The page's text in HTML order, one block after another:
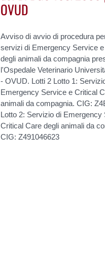
OVUD
Avviso di avvio di procedura
servizi di Emergency Service
degli animali da compagnia
l'Ospedale Veterinario
- OVUD. Lotti 2 Lotto 1:
Emergency Service e Critical
animali da compagnia. CIG:
Lotto 2: Servizio di Emergency
Critical Care degli animali da
CIG: Z491046623